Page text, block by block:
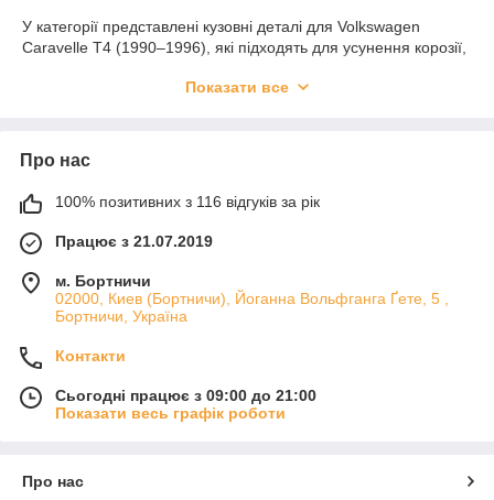
У категорії представлені кузовні деталі для Volkswagen
Caravelle T4 (1990–1996), які підходять для усунення корозії,
кузова. Такі елементи особливо важливі, коли потрібно
Що можна підібрати
У продажу є пороги, внутрішні підсилювачі, лонжерони та
ремкомплекти. Ці деталі застосовуються як під час часткового
ремонту, так і при глибшому відновленні кузовних елементів.
Матеріали розраховані на кузовний ремонт і щоденну
експлуатацію. Точна геометрія деталей полегшує
ресурс відновленого кузова.
Підберіть кузовні запчастини для Volkswagen Caravelle T4
(1990–1996) і виконайте ремонт автомобіля без зайвих
Показати все
Про нас
100% позитивних з 116 відгуків за рік
Працює з 21.07.2019
м. Бортничи
02000, Киев (Бортничи), Йоганна Вольфганга Ґете, 5 ,
Бортничи, Україна
Контакти
Сьогодні працює з 09:00 до 21:00
Показати весь графік роботи
Про нас